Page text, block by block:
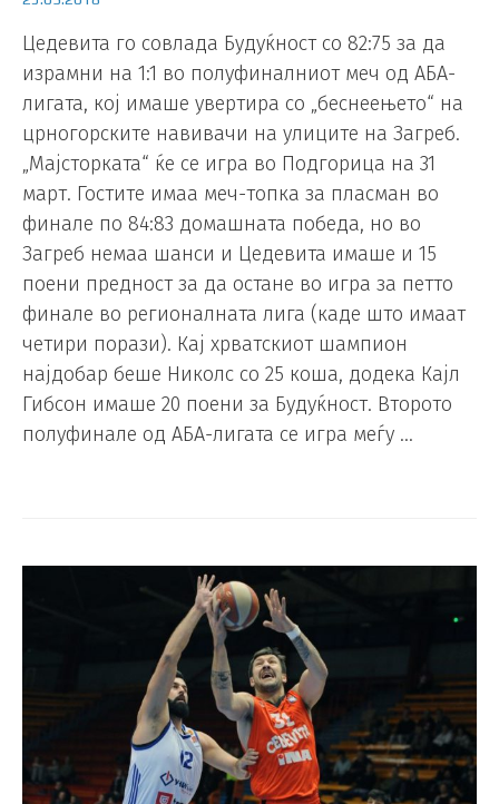
Цедевита го совлада Будуќност со 82:75 за да
израмни на 1:1 во полуфиналниот меч од АБА-
лигата, кој имаше увертира со „беснеењето“ на
црногорските навивачи на улиците на Загреб.
„Мајсторката“ ќе се игра во Подгорица на 31
март. Гостите имаа меч-топка за пласман во
финале по 84:83 домашната победа, но во
Загреб немаа шанси и Цедевита имаше и 15
поени предност за да остане во игра за петто
финале во регионалната лига (каде што имаат
четири порази). Кај хрватскиот шампион
најдобар беше Николс со 25 коша, додека Кајл
Гибсон имаше 20 поени за Будуќност. Второто
полуфинале од АБА-лигата се игра меѓу …